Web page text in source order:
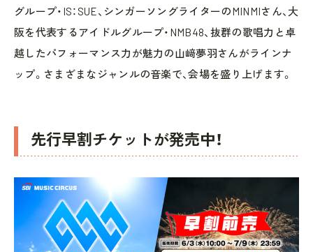
グループ・IS：SUE、シンガーソングライターのMINMIさん、大
阪を代表するアイドルグループ・NMB48、抜群の歌唱力と卓
越したパフォーマンス力が魅力の山﨑夢羽さんがラインナ
ップ。さまざまなジャンルの音楽で、会場を盛り上げます。
先行早割チケットが発売中！